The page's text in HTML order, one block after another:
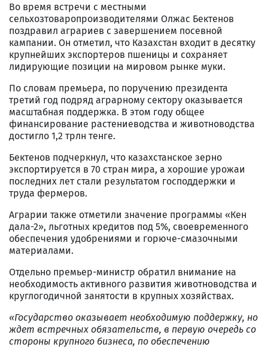
Во время встречи с местными
сельхозтоваропроизводителями Олжас Бектенов
поздравил аграриев с завершением посевной
кампании. Он отметил, что Казахстан входит в десятку
крупнейших экспортеров пшеницы и сохраняет
лидирующие позиции на мировом рынке муки.
По словам премьера, по поручению президента
третий год подряд аграрному сектору оказывается
масштабная поддержка. В этом году общее
финансирование растениеводства и животноводства
достигло 1,2 трлн тенге.
Бектенов подчеркнул, что казахстанское зерно
экспортируется в 70 стран мира, а хорошие урожаи
последних лет стали результатом господдержки и
труда фермеров.
Аграрии также отметили значение программы «Кен
дала-2», льготных кредитов под 5%, своевременного
обеспечения удобрениями и горюче-смазочными
материалами.
Отдельно премьер-министр обратил внимание на
необходимость активного развития животноводства и
круглогодичной занятости в крупных хозяйствах.
«Государство оказывает необходимую поддержку, но
ждет встречных обязательств, в первую очередь со
стороны крупного бизнеса, по обеспечению